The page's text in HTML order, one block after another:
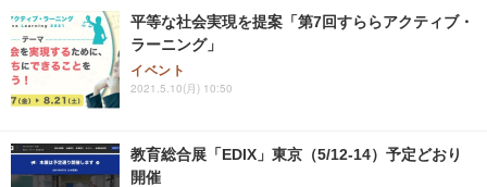
平等な社会実現を提案「第7回すららアクティブ・
ラーニング」
イベント
2021.5.10(月) 10:50
教育総合展「EDIX」東京（5/12-14）予定どおり
開催